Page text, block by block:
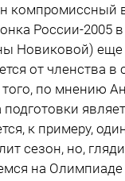
компромиссный
России-2005
Новиковой) еще
от членства в
по мнению
к примеру,
сезон, но,
на